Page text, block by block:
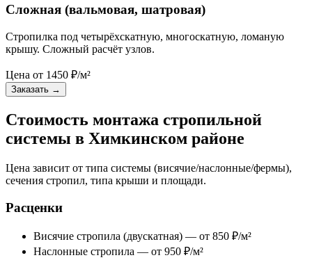
Сложная (вальмовая, шатровая)
Стропилка под четырёхскатную, многоскатную, ломаную
крышу. Сложный расчёт узлов.
Цена от 1450 ₽/м²
Заказать →
Стоимость монтажа стропильной
системы в Химкинском районе
Цена зависит от типа системы (висячие/наслонные/фермы),
сечения стропил, типа крыши и площади.
Расценки
Висячие стропила (двускатная) — от 850 ₽/м²
Наслонные стропила — от 950 ₽/м²